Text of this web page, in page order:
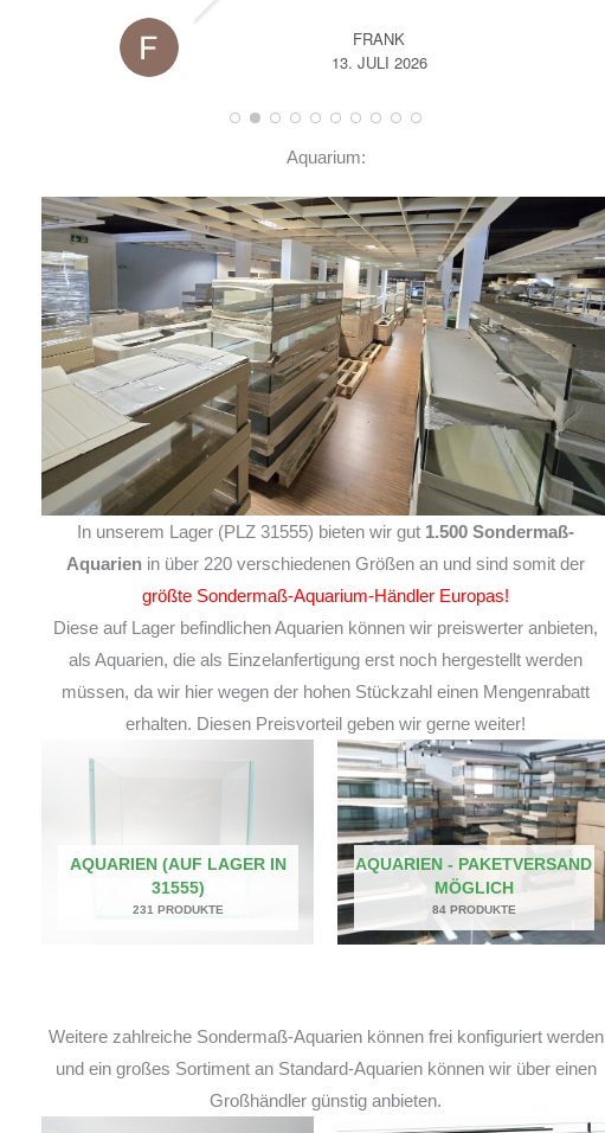
FRANK
13. JULI 2026
Aquarium:
In unserem Lager (PLZ 31555) bieten wir gut 1.500 Sondermaß-
Aquarien in über 220 verschiedenen Größen an und sind somit der
größte Sondermaß-Aquarium-Händler Europas!
Diese auf Lager befindlichen Aquarien können wir preiswerter anbieten,
als Aquarien, die als Einzelanfertigung erst noch hergestellt werden
müssen, da wir hier wegen der hohen Stückzahl einen Mengenrabatt
erhalten. Diesen Preisvorteil geben wir gerne weiter!
AQUARIEN (AUF LAGER IN
31555)
231 PRODUKTE
AQUARIEN - PAKETVERSAND
MÖGLICH
84 PRODUKTE
Weitere zahlreiche Sondermaß-Aquarien können frei konfiguriert werden
und ein großes Sortiment an Standard-Aquarien können wir über einen
Großhändler günstig anbieten.